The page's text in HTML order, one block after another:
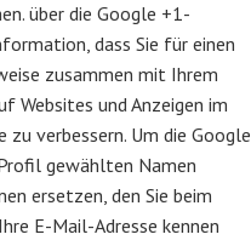
über die Google +1-
dass Sie für einen
zusammen mit Ihrem
Websites und Anzeigen im
verbessern. Um die Google
gewählten Namen
ersetzen, den Sie beim
E-Mail-Adresse kennen